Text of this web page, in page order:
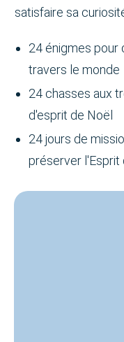
satisfaire sa
24 énigmes pour
travers le monde
24 chasses aux
d'esprit de Noël
24 jours de
préserver l'Esprit